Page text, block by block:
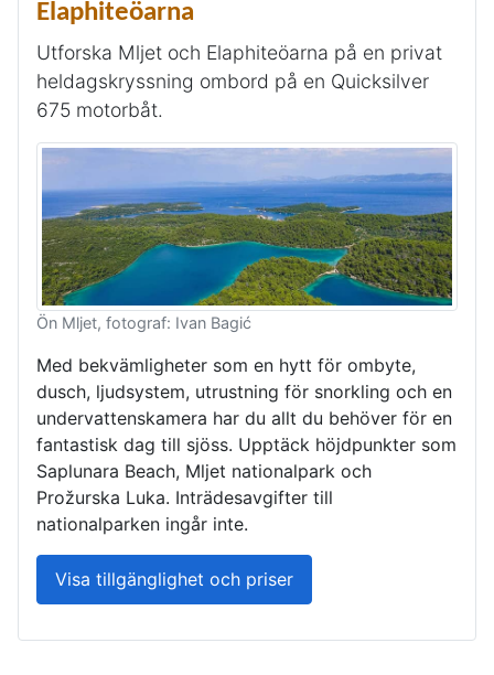
Elaphiteöarna
Utforska Mljet och Elaphiteöarna på en privat
heldagskryssning ombord på en Quicksilver
675 motorbåt.
Ön Mljet, fotograf: Ivan Bagić
Med bekvämligheter som en hytt för ombyte,
dusch, ljudsystem, utrustning för snorkling och en
undervattenskamera har du allt du behöver för en
fantastisk dag till sjöss. Upptäck höjdpunkter som
Saplunara Beach, Mljet nationalpark och
Prožurska Luka. Inträdesavgifter till
nationalparken ingår inte.
Visa tillgänglighet och priser